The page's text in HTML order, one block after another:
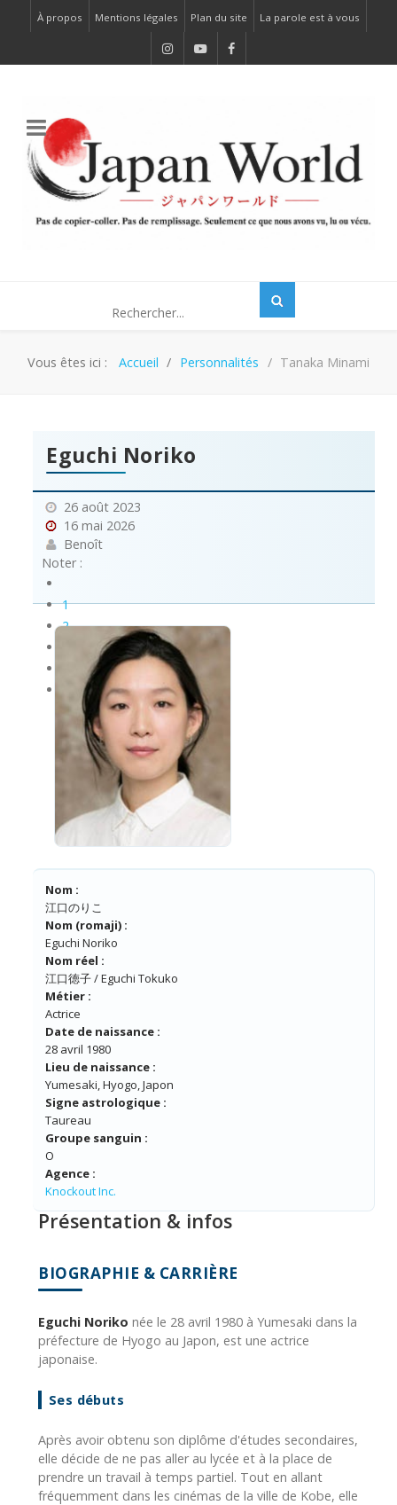
À propos Mentions légales Plan du site La parole est à vous
Vous êtes ici : Accueil Personnalités Tanaka Minami
Eguchi Noriko
26 août 2023
16 mai 2026
Benoît
Noter :
1
2
Nom :
江口のりこ
Nom (romaji) :
Eguchi Noriko
Nom réel :
江口徳子 / Eguchi Tokuko
Métier :
Actrice
Date de naissance :
28 avril 1980
Lieu de naissance :
Yumesaki, Hyogo, Japon
Signe astrologique :
Taureau
Groupe sanguin :
O
Agence :
Knockout Inc.
Présentation & infos
BIOGRAPHIE & CARRIÈRE
Eguchi Noriko née le 28 avril 1980 à Yumesaki dans la
préfecture de Hyogo au Japon, est une actrice
japonaise.
Ses débuts
Après avoir obtenu son diplôme d'études secondaires,
elle décide de ne pas aller au lycée et à la place de
prendre un travail à temps partiel. Tout en allant
fréquemment dans les cinémas de la ville de Kobe, elle